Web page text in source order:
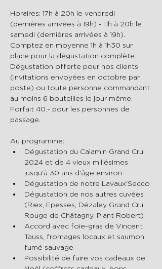
Horaires: 17h à 20h le vendredi
(dernières arrivées à 19h) - 11h à 20h le
samedi (dernières arrivées à 19h).
Comptez en moyenne 1h à 1h30 sur
place pour la dégustation complète.
Dégustation offerte pour nos clients
(invitations envoyées en octobre par
poste) ou toute personne commandant
au moins 6 bouteilles le jour même.
Forfait 40.- pour les personnes de
passage.
Au programme:
Dégustation du Calamin Grand Cru
2024 et de 4 vieux millésimes
jusqu'à 30 ans d'âge environ
Dégustation de notre Lavaux'Secco
Dégustation de nos autres cuvées
(Riex, Epesses, Dézaley Grand Cru,
Rouge de Châtagny, Plant Robert)
Accord avec foie-gras de Vincent
Tauss, fromages locaux et saumon
fumé sauvage
Possibilité de faire vos cadeaux de